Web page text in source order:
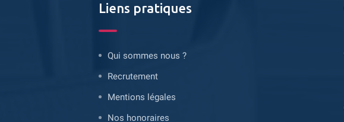
Liens pratiques
Qui sommes nous ?
Recrutement
Mentions légales
Nos honoraires